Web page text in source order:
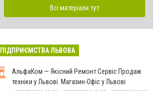
Всі матеріали тут
ПІДПРИЄМСТВА ЛЬВОВА
АльфаКом — Якісний Ремонт Сервіс Продаж
техніки у Львові. Магазин-Офіс у Львові